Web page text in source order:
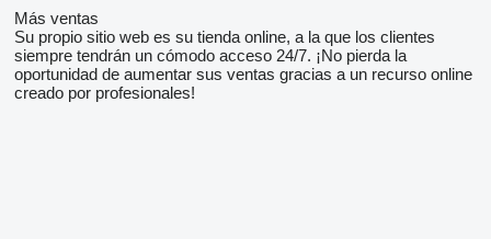
Más ventas
Su propio sitio web es su tienda online, a la que los clientes
siempre tendrán un cómodo acceso 24/7. ¡No pierda la
oportunidad de aumentar sus ventas gracias a un recurso online
creado por profesionales!